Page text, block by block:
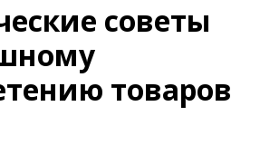
советы
товаров